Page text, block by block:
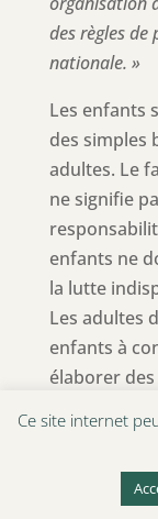
des règles de
nationale. »
Les enfants
des simples
adultes. Le
ne signifie
enfants ne
la lutte
Les adultes
enfants à
élaborer
L’article 12
actif dans
aux
Ce site internet